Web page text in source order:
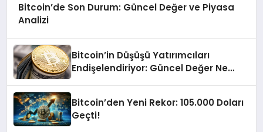
Bitcoin’de Son Durum: Güncel Değer ve Piyasa
Analizi
Bitcoin’in Düşüşü Yatırımcıları
Endişelendiriyor: Güncel Değer Ne
Bitcoin’den Yeni Rekor: 105.000 Doları
Geçti!